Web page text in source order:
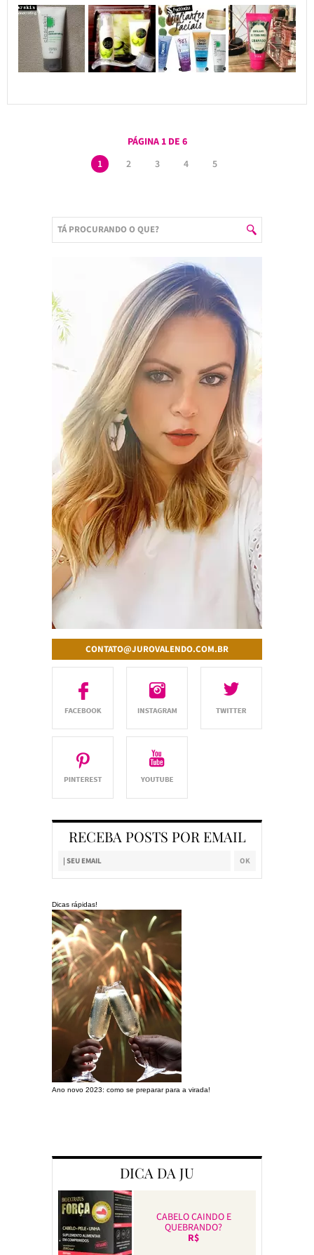
PÁGINA 1 DE 6
1
2 3 4 5
CONTATO@JUROVALENDO.COM.BR
RECEBA POSTS POR EMAIL
Dicas rápidas!
Ano novo 2023: como se preparar para a virada!
DICA DA JU
CABELO CAINDO E
QUEBRANDO?
R$